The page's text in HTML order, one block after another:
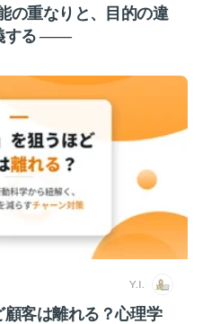
重なりと、目的の違
する ――
Y.I.
顧客は離れる？心理学